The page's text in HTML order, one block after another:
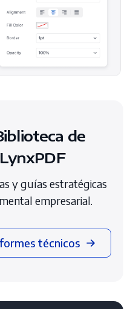
de
y guías estratégicas
empresarial.
técnicos